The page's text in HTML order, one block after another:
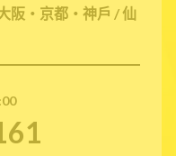
阪・京都・神戶 / 仙